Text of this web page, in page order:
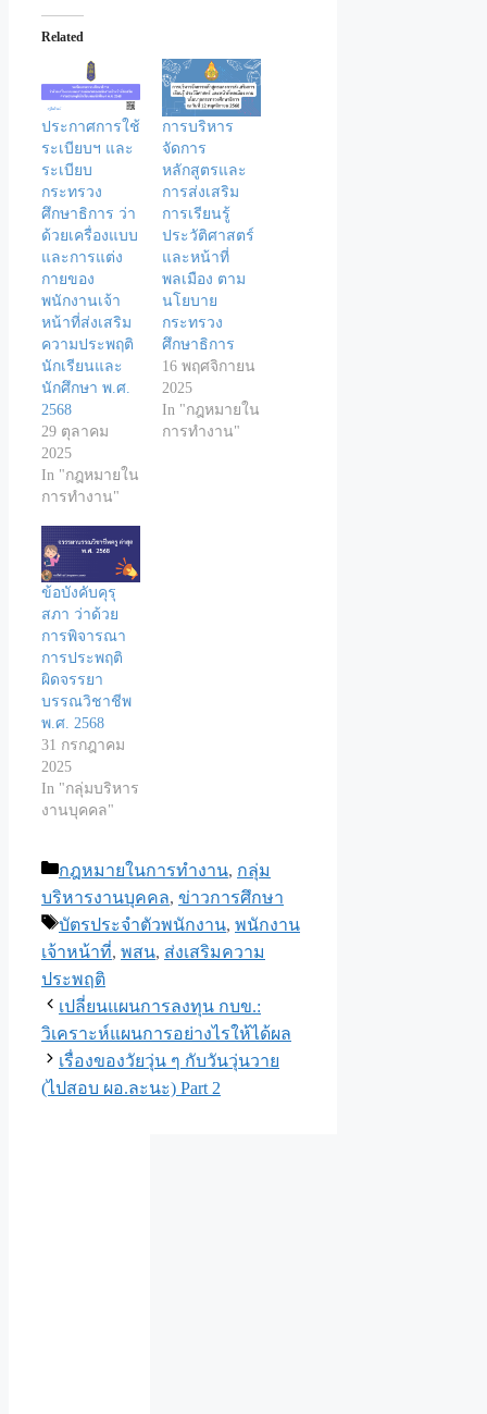
Related
ประกาศการใช้
ระเบียบฯ และ
ระเบียบ
กระทรวง
ศึกษาธิการ ว่า
ด้วยเครื่องแบบ
และการแต่ง
กายของ
พนักงานเจ้า
หน้าที่ส่งเสริม
ความประพฤติ
นักเรียนและ
นักศึกษา พ.ศ.
2568
29 ตุลาคม
2025
In "กฎหมายใน
การทำงาน"
การบริหาร
จัดการ
หลักสูตรและ
การส่งเสริม
การเรียนรู้
ประวัติศาสตร์
และหน้าที่
พลเมือง ตาม
นโยบาย
กระทรวง
ศึกษาธิการ
16 พฤศจิกายน
2025
In "กฎหมายใน
การทำงาน"
ข้อบังคับคุรุ
สภา ว่าด้วย
การพิจารณา
การประพฤติ
ผิดจรรยา
บรรณวิชาชีพ
พ.ศ. 2568
31 กรกฎาคม
2025
In "กลุ่มบริหาร
งานบุคคล"
Categories
กฎหมายในการทำงาน, กลุ่ม
บริหารงานบุคคล, ข่าวการศึกษา
Tags
บัตรประจำตัวพนักงาน, พนักงาน
เจ้าหน้าที่, พสน, ส่งเสริมความ
ประพฤติ
เปลี่ยนแผนการลงทุน กบข.:
วิเคราะห์แผนการอย่างไรให้ได้ผล
เรื่องของวัยวุ่น ๆ กับวันวุ่นวาย
(ไปสอบ ผอ.ละนะ) Part 2